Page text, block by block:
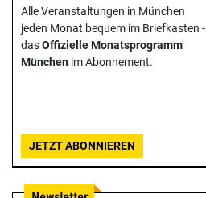
Alle Veranstaltungen in München
jeden Monat bequem im Briefkasten -
dasOffizielle Monats­programm
München im Abonnement.
JETZT ABONNIEREN